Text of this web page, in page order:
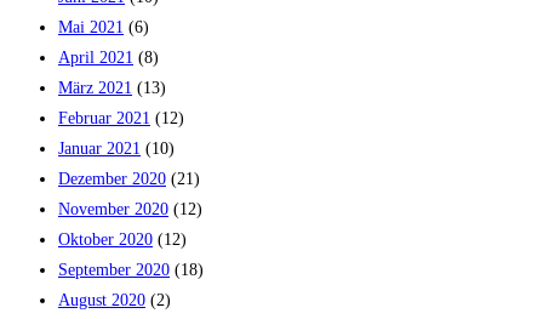
Mai 2021 (6)
April 2021 (8)
März 2021 (13)
Februar 2021 (12)
Januar 2021 (10)
Dezember 2020 (21)
November 2020 (12)
Oktober 2020 (12)
September 2020 (18)
August 2020 (2)